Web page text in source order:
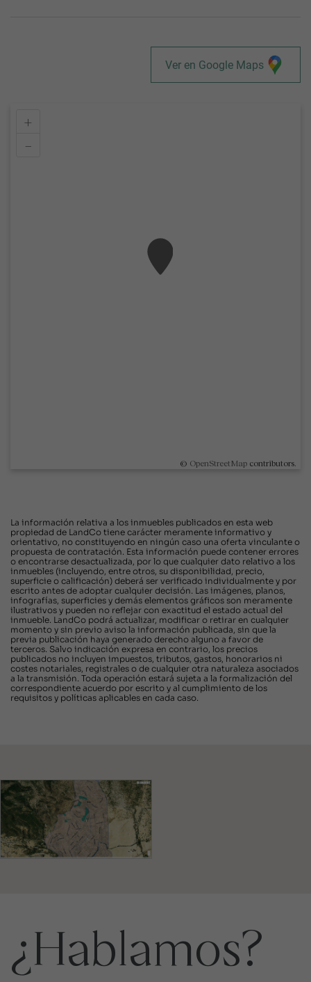
Ver en Google Maps
+
–
© OpenStreetMap contributors.
La información relativa a los inmuebles publicados en esta web
propiedad de LandCo tiene carácter meramente informativo y
orientativo, no constituyendo en ningún caso una oferta vinculante o
propuesta de contratación. Esta información puede contener errores
o encontrarse desactualizada, por lo que cualquier dato relativo a los
inmuebles (incluyendo, entre otros, su disponibilidad, precio,
superficie o calificación) deberá ser verificado individualmente y por
escrito antes de adoptar cualquier decisión. Las imágenes, planos,
infografías, superficies y demás elementos gráficos son meramente
ilustrativos y pueden no reflejar con exactitud el estado actual del
inmueble. LandCo podrá actualizar, modificar o retirar en cualquier
momento y sin previo aviso la información publicada, sin que la
previa publicación haya generado derecho alguno a favor de
terceros. Salvo indicación expresa en contrario, los precios
publicados no incluyen impuestos, tributos, gastos, honorarios ni
costes notariales, registrales o de cualquier otra naturaleza asociados
a la transmisión. Toda operación estará sujeta a la formalización del
correspondiente acuerdo por escrito y al cumplimiento de los
requisitos y políticas aplicables en cada caso.
¿Hablamos?